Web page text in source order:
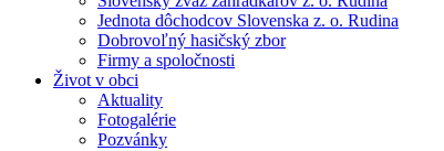
Jednota dôchodcov Slovenska z. o. Rudina
Dobrovoľný hasičský zbor
Firmy a spoločnosti
Život v obci
Aktuality
Fotogalérie
Pozvánky